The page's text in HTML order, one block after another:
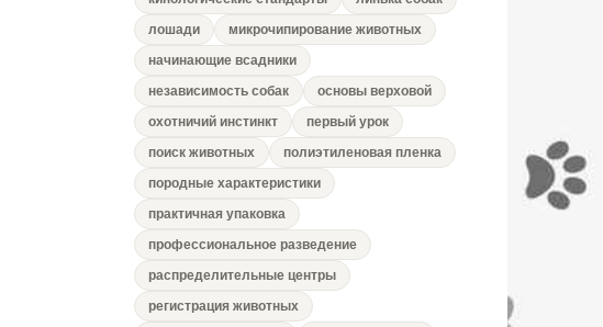
лошади
микрочипирование животных
начинающие всадники
независимость собак
основы верховой
охотничий инстинкт
первый урок
поиск животных
полиэтиленовая пленка
породные характеристики
практичная упаковка
профессиональное разведение
распределительные центры
регистрация животных